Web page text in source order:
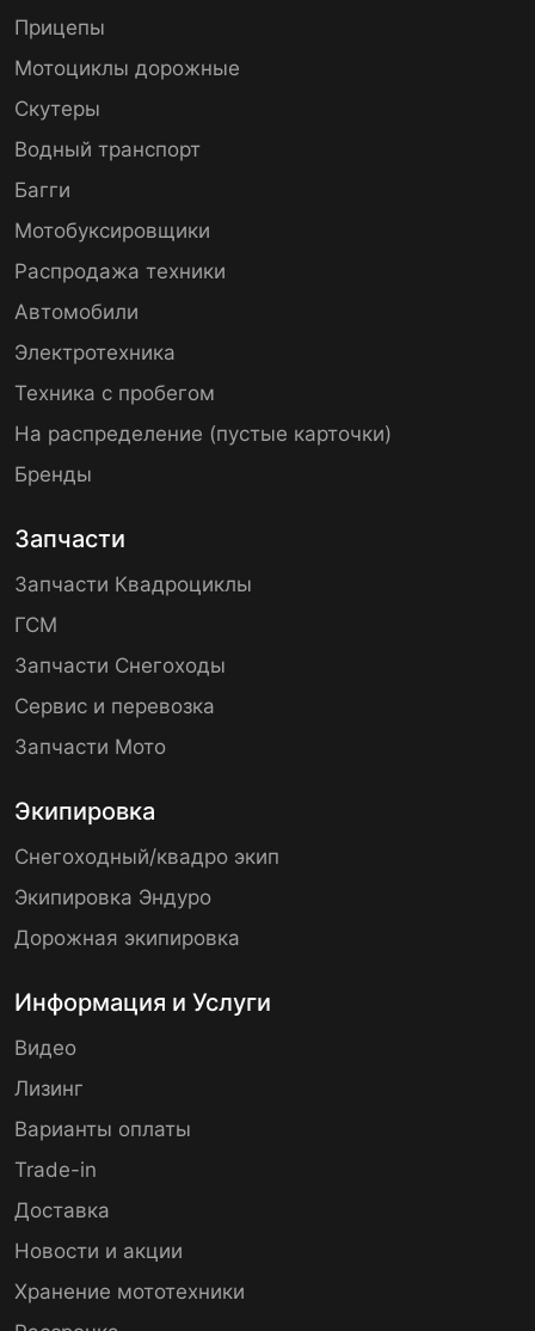
Прицепы
Мотоциклы дорожные
Скутеры
Водный транспорт
Багги
Мотобуксировщики
Распродажа техники
Автомобили
Электротехника
Техника с пробегом
На распределение (пустые карточки)
Бренды
Запчасти
Запчасти Квадроциклы
ГСМ
Запчасти Снегоходы
Сервис и перевозка
Запчасти Мото
Экипировка
Снегоходный/квадро экип
Экипировка Эндуро
Дорожная экипировка
Информация и Услуги
Видео
Лизинг
Варианты оплаты
Trade-in
Доставка
Новости и акции
Хранение мототехники